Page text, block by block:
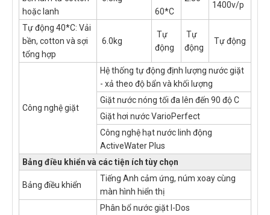
hoặc lanh
60*C
1400v/p
Tự động 40*C: Vải
bền, cotton và sợi
tổng hợp
6.0kg
Tự
động
Tự
động
Tự động
Công nghệ giặt
Hệ thống tự động định lượng nước giặt
- xả theo độ bẩn và khối lượng
Giặt nước nóng tối đa lên đến 90 độ C
Giặt hơi nước VarioPerfect
Công nghệ hạt nước linh động
ActiveWater Plus
Bảng điều khiển và các tiện ích tùy chọn
Bảng điều khiển
Tiếng Anh cảm ứng, núm xoay cùng
màn hình hiển thị
Phân bổ nước giặt I-Dos